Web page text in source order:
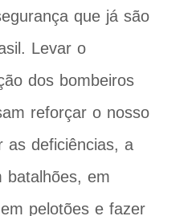
que já são
Levar o
dos bombeiros
reforçar o nosso
as deficiências, a
batalhões, em
pelotões e fazer